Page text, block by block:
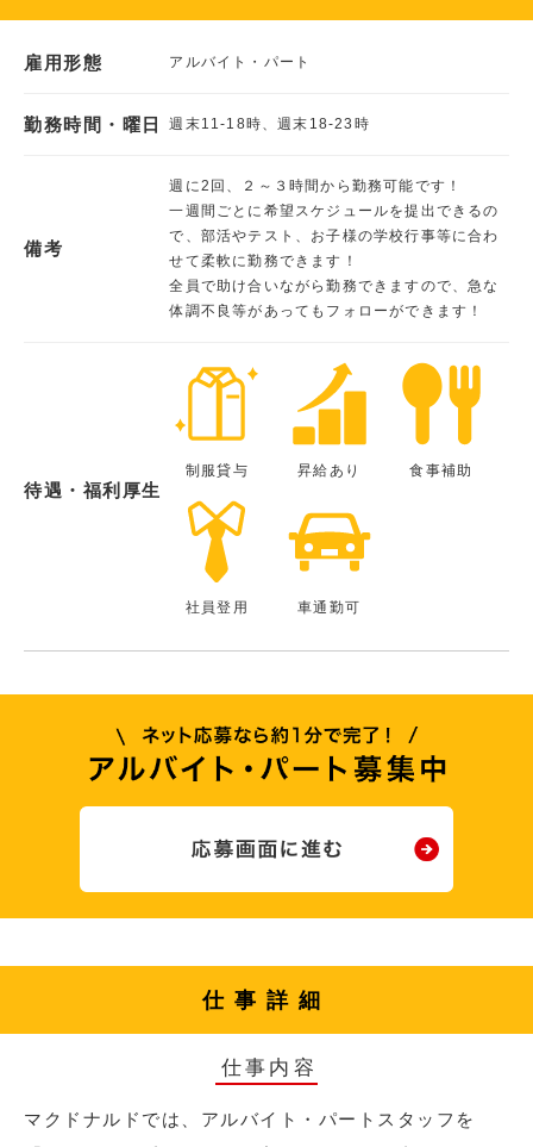
雇用形態 アルバイト・パート
勤務時間・曜日 週末11-18時、週末18-23時
備考
週に2回、２～３時間から勤務可能です！
一週間ごとに希望スケジュールを提出できるの
で、部活やテスト、お子様の学校行事等に合わ
せて柔軟に勤務できます！
全員で助け合いながら勤務できますので、急な
体調不良等があってもフォローができます！
待遇・福利厚生
制服貸与 昇給あり 食事補助
社員登用 車通勤可
仕事詳細
仕事内容
マクドナルドでは、アルバイト・パートスタッフを